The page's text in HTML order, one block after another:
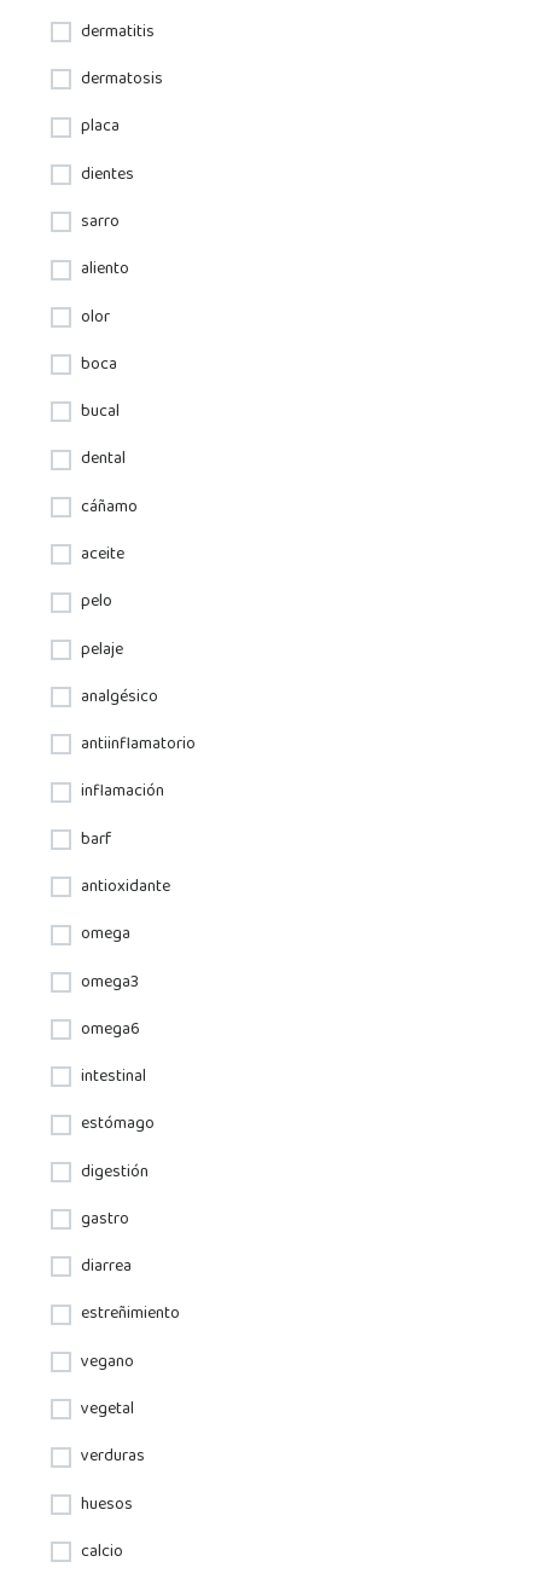
dermatitis
dermatosis
placa
dientes
sarro
aliento
olor
boca
bucal
dental
cáñamo
aceite
pelo
pelaje
analgésico
antiinflamatorio
inflamación
barf
antioxidante
omega
omega3
omega6
intestinal
estómago
digestión
gastro
diarrea
estreñimiento
vegano
vegetal
verduras
huesos
calcio